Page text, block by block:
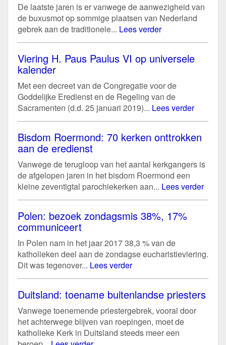
De laatste jaren is er vanwege de aanwezigheid van
de buxusmot op sommige plaatsen van Nederland
gebrek aan de traditionele... Lees verder
Viering H. Paus Paulus VI op universele
kalender
Met een decreet van de Congregatie voor de
Goddelijke Eredienst en de Regeling van de
Sacramenten (d.d. 25 januari 2019)... Lees verder
Bisdom Roermond: 70 kerken onttrokken
aan de eredienst
Vanwege de terugloop van het aantal kerkgangers is
de afgelopen jaren in het bisdom Roermond een
kleine zeventigtal parochiekerken aan... Lees verder
Polen: bezoek zondagsmis 38%, 17%
communiceert
In Polen nam in het jaar 2017 38,3 % van de
katholieken deel aan de zondagse eucharistieviering.
Dit was tegenover... Lees verder
Duitsland: toename buitenlandse priesters
Vanwege toenemende priestergebrek, vooral door
het achterwege blijven van roepingen, moet de
katholieke Kerk in Duitsland steeds meer een